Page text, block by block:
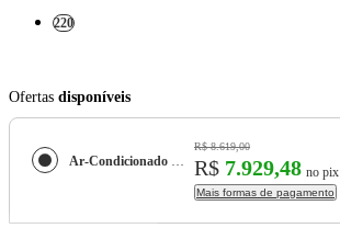
220
Ofertas disponíveis
Ar-Condicionado Multi Split Inverter LG 18.000 (1x Evap HW 9.000 + 1x Evap HW 12.000) Quente/Frio 220V
R$ 8.619,00
R$ 7.929,48 no pix
Mais formas de pagamento